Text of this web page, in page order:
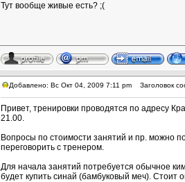
Тут вообще живые есть? ;(
Добавлено: Вс Окт 04, 2009 7:11 pm Заголовок
Привет, тренировки проводятся по адресу
21.00.
Вопросы по стоимости занятий и пр. можно
переговорить с тренером.
Для начала занятий потребуется обычное
будет купить синай (бамбуковый меч). Стоит